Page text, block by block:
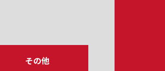
その他